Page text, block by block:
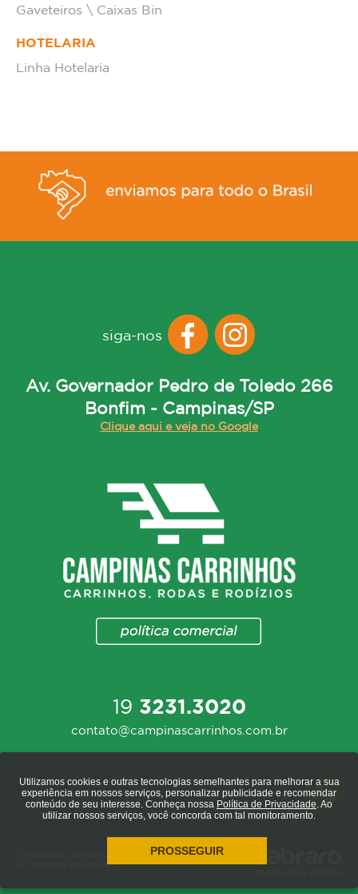
Gaveteiros \ Caixas Bin
HOTELARIA
Linha Hotelaria
siga-nos
Av. Governador Pedro de Toledo 266
Bonfim - Campinas/SP
Clique aqui e veja no Google
19 3231.3020
contato@campinascarrinhos.com.br
Campinas Carrinhos 2020 - todos
os direitos reservados
Utilizamos cookies e outras tecnologias semelhantes para melhorar a sua
experiência em nossos serviços, personalizar publicidade e recomendar
conteúdo de seu interesse. Conheça nossa Política de Privacidade. Ao
utilizar nossos serviços, você concorda com tal monitoramento.
PROSSEGUIR